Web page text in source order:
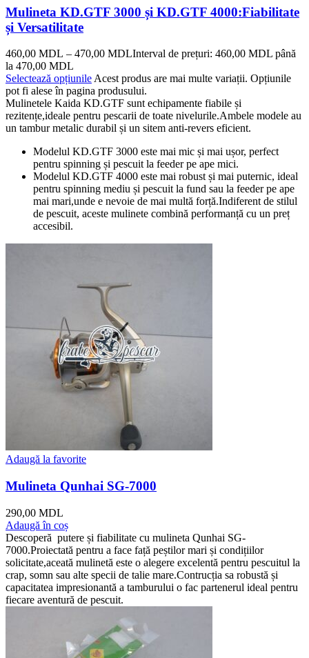
Mulineta KD.GTF 3000 și KD.GTF 4000:Fiabilitate
și Versatilitate
460,00 MDL – 470,00 MDLInterval de prețuri: 460,00 MDL până
la 470,00 MDL
Selectează opțiunileAcest produs are mai multe variații. Opțiunile
pot fi alese în pagina produsului.
Mulinetele Kaida KD.GTF sunt echipamente fiabile și
rezitențe,ideale pentru pescarii de toate nivelurile.Ambele modele au
un tambur metalic durabil și un sitem anti-revers eficient.
Modelul KD.GTF 3000 este mai mic și mai ușor, perfect
pentru spinning și pescuit la feeder pe ape mici.
Modelul KD.GTF 4000 este mai robust și mai puternic, ideal
pentru spinning mediu și pescuit la fund sau la feeder pe ape
mai mari,unde e nevoie de mai multă forță.Indiferent de stilul
de pescuit, aceste mulinete combină performanță cu un preț
accesibil.
Adaugă la favorite
Mulineta Qunhai SG-7000
290,00 MDL
Adaugă în coș
Descoperă putere și fiabilitate cu mulineta Qunhai SG-
7000.Proiectată pentru a face față peștilor mari și condițiilor
solicitate,aceată mulinetă este o alegere excelentă pentru pescuitul la
crap, somn sau alte specii de talie mare.Contrucția sa robustă și
capacitatea impresionantă a tamburului o fac partenerul ideal pentru
fiecare aventură de pescuit.